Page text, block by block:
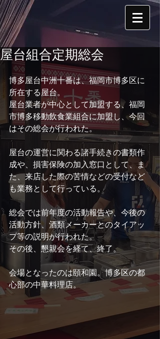
屋台組合定期総会
博多屋台中洲十番は、福岡市博多区に
所在する屋台。
屋台業者が中心として加盟する、福岡
市博多移動飲食業組合に加盟し、今回
はその総会が行われた。
屋台の運営に関わる諸手続きの書類作
成や、損害保険の加入窓口として、ま
た、来店した際の苦情などの受付など
も業務として行っている。
総会では前年度の活動報告や、今後の
活動方針、酒類メーカーとのタイアッ
プ等の説明が行われた。
その後、懇親会を経て、終了。
会場となったのは頤和園。博多区の都
心部の中華料理店。